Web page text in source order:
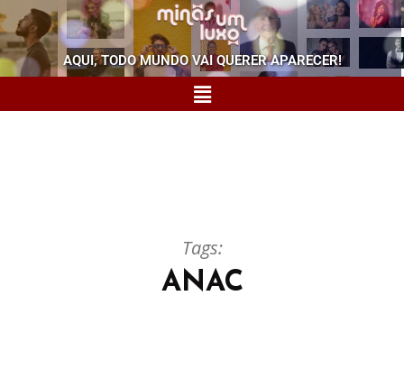
AQUI, TODO MUNDO VAI QUERER APARECER!
Tags:
ANAC